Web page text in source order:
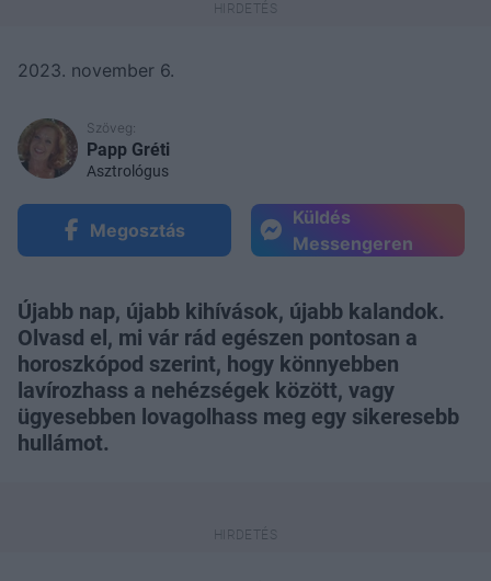
2023. november 6.
Szöveg:
Papp Gréti
Asztrológus
Megosztás
Küldés
Messengeren
Újabb nap, újabb kihívások, újabb kalandok.
Olvasd el, mi vár rád egészen pontosan a
horoszkópod szerint, hogy könnyebben
lavírozhass a nehézségek között, vagy
ügyesebben lovagolhass meg egy sikeresebb
hullámot.